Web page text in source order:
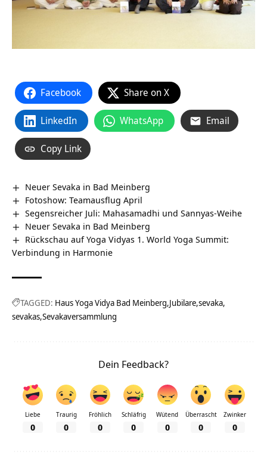
Facebook Share on X
LinkedIn WhatsApp Email
Copy Link
Neuer Sevaka in Bad Meinberg
Fotoshow: Teamausflug April
Segensreicher Juli: Mahasamadhi und Sannyas-Weihe
Neuer Sevaka in Bad Meinberg
Rückschau auf Yoga Vidyas 1. World Yoga Summit:
Verbindung in Harmonie
TAGGED: Haus Yoga Vidya Bad Meinberg Jubilare sevaka
sevakas Sevakaversammlung
Dein Feedback?
Liebe
0
Traurig
0
Fröhlich
0
Schläfrig
0
Wütend
0
Überrascht
0
Zwinker
0